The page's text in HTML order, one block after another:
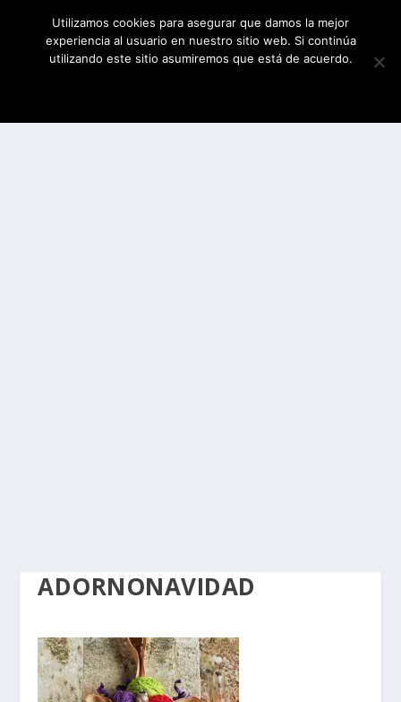
ADORNONAVIDAD
Utilizamos cookies para asegurar que damos la mejor
experiencia al usuario en nuestro sitio web. Si continúa
utilizando este sitio asumiremos que está de acuerdo.